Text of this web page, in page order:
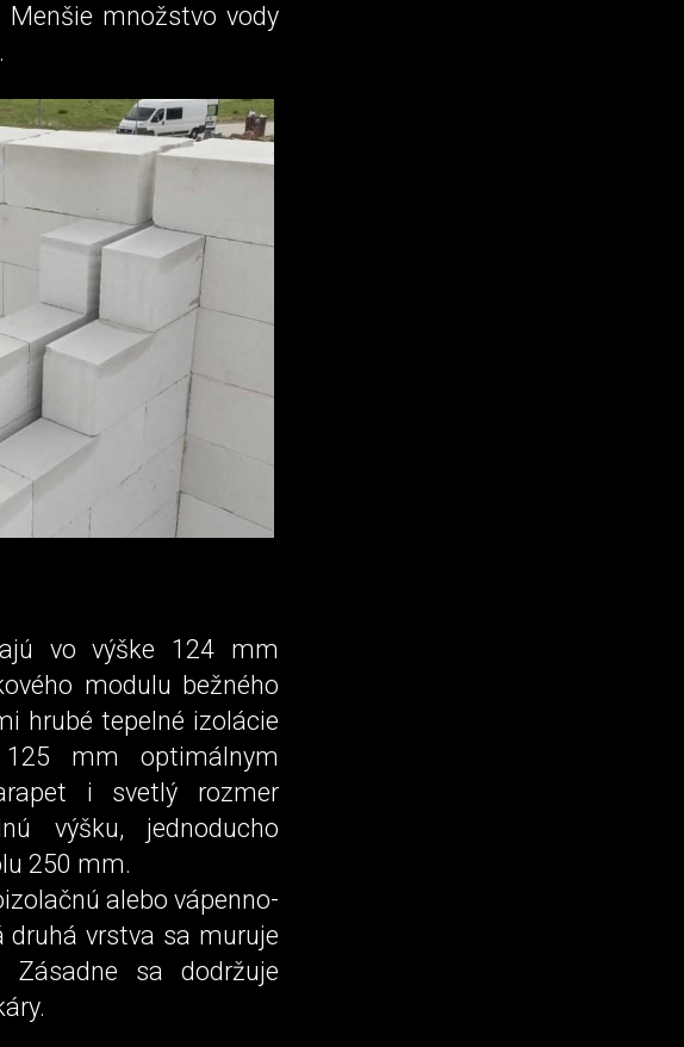
množstvo vody
vo výške 124 mm
modulu bežného
hrubé tepelné izolácie
mm optimálnym
i svetlý rozmer
výšku, jednoducho
250 mm.
alebo vápenno­-
druhá vrstva sa muruje
sa dodr­žuje